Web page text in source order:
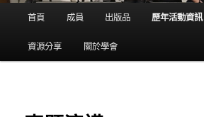
首頁 成員 出版品 歷年活動資訊
資源分享 關於學會